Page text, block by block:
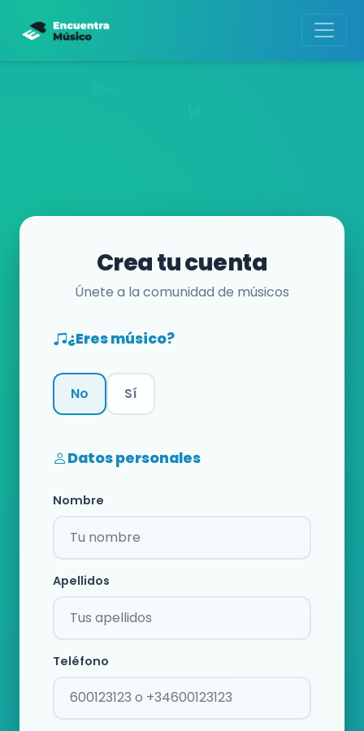
Crea tu cuenta
Únete a la comunidad de músicos
¿Eres músico?
No Sí
Datos personales
Nombre
Apellidos
Teléfono